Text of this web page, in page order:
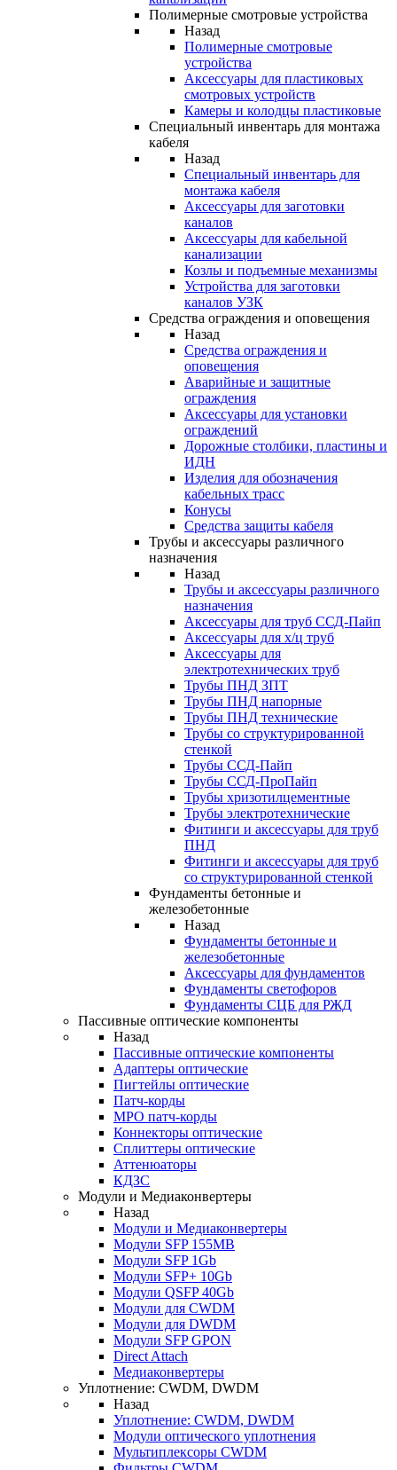
Полимерные смотровые устройства
Назад
Полимерные смотровые
устройства
Аксессуары для пластиковых
смотровых устройств
Камеры и колодцы пластиковые
Специальный инвентарь для монтажа
кабеля
Назад
Специальный инвентарь для
монтажа кабеля
Аксессуары для заготовки
каналов
Аксессуары для кабельной
канализации
Козлы и подъемные механизмы
Устройства для заготовки
каналов УЗК
Средства ограждения и оповещения
Назад
Средства ограждения и
оповещения
Аварийные и защитные
ограждения
Аксессуары для установки
ограждений
Дорожные столбики, пластины и
ИДН
Изделия для обозначения
кабельных трасс
Конусы
Средства защиты кабеля
Трубы и аксессуары различного
назначения
Назад
Трубы и аксессуары различного
назначения
Аксессуары для труб ССД-Пайп
Аксессуары для х/ц труб
Аксессуары для
электротехнических труб
Трубы ПНД ЗПТ
Трубы ПНД напорные
Трубы ПНД технические
Трубы со структурированной
стенкой
Трубы ССД-Пайп
Трубы ССД-ПроПайп
Трубы хризотилцементные
Трубы электротехнические
Фитинги и аксессуары для труб
ПНД
Фитинги и аксессуары для труб
со структурированной стенкой
Фундаменты бетонные и
железобетонные
Назад
Фундаменты бетонные и
железобетонные
Аксессуары для фундаментов
Фундаменты светофоров
Фундаменты СЦБ для РЖД
Пассивные оптические компоненты
Назад
Пассивные оптические компоненты
Адаптеры оптические
Пигтейлы оптические
Патч-корды
MPO патч-корды
Коннекторы оптические
Сплиттеры оптические
Аттенюаторы
КДЗС
Модули и Медиаконвертеры
Назад
Модули и Медиаконвертеры
Модули SFP 155MB
Модули SFP 1Gb
Модули SFP+ 10Gb
Модули QSFP 40Gb
Модули для CWDM
Модули для DWDM
Модули SFP GPON
Direct Attach
Медиаконвертеры
Уплотнение: CWDM, DWDM
Назад
Уплотнение: CWDM, DWDM
Модули оптического уплотнения
Мультиплексоры CWDM